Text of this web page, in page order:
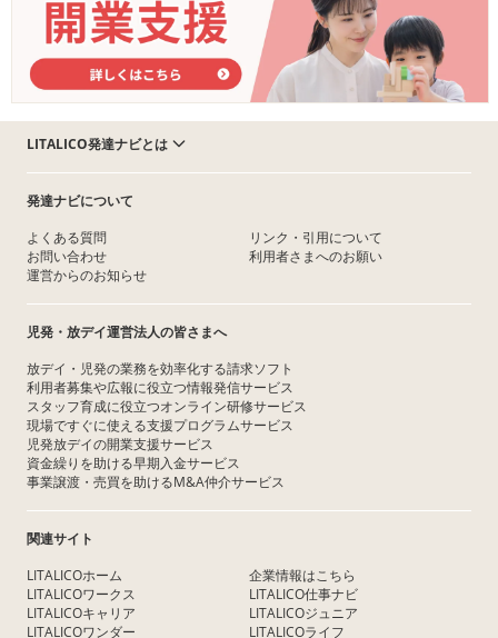
LITALICO発達ナビとは
発達ナビについて
よくある質問
お問い合わせ
運営からのお知らせ
リンク・引用について
利用者さまへのお願い
児発・放デイ運営法人の皆さまへ
放デイ・児発の業務を効率化する請求ソフト
利用者募集や広報に役立つ情報発信サービス
スタッフ育成に役立つオンライン研修サービス
現場ですぐに使える支援プログラムサービス
児発放デイの開業支援サービス
資金繰りを助ける早期入金サービス
事業譲渡・売買を助けるM&A仲介サービス
関連サイト
LITALICOホーム
LITALICOワークス
LITALICOキャリア
LITALICOワンダー
企業情報はこちら
LITALICO仕事ナビ
LITALICOジュニア
LITALICOライフ